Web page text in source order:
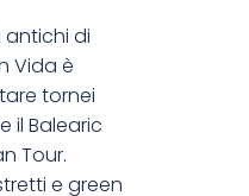
antichi di
Vida è
tornei
il Balearic
Tour.
e green